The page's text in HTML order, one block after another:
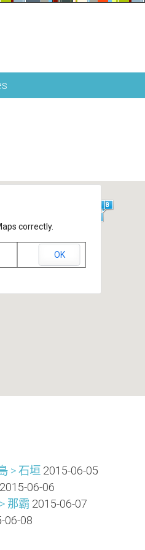
correctly.
OK
> 石垣 2015-06-05
2015-06-06
那霸 2015-06-07
06-08